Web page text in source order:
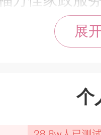
手家政服务
家政服务公
家政服务公
展
个